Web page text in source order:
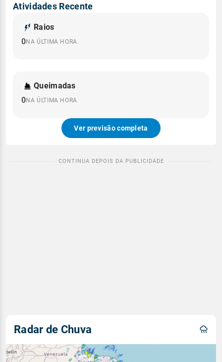
Atividades Recente
Raios
0NA ÚLTIMA HORA
Queimadas
0NA ÚLTIMA HORA
Ver previsão completa
Radar de Chuva